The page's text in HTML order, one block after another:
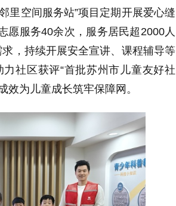
里空间服务站”项目定期开展爱心缝
愿服务40余次，服务居民超2000人
，持续开展安全宣讲、课程辅导等
社区获评“首批苏州市儿童友好社
效为儿童成长筑牢保障网。